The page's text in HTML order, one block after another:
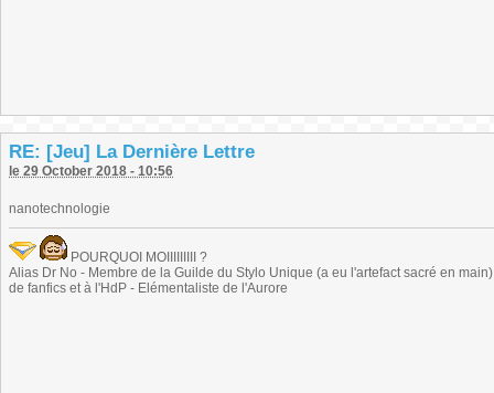
RE: [Jeu] La Dernière Lettre
le 29 October 2018 - 10:56
nanotechnologie
POURQUOI MOIIIIIIIII ?
Alias Dr No - Membre de la Guilde du Stylo Unique (a eu l'artefact sacré en
de fanfics et à l'HdP - Elémentaliste de l'Aurore